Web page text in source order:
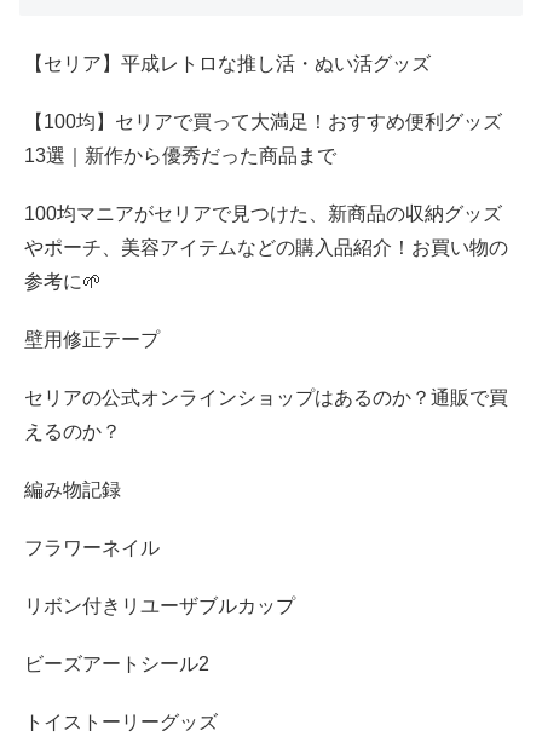
【セリア】平成レトロな推し活・ぬい活グッズ
【100均】セリアで買って大満足！おすすめ便利グッズ
13選｜新作から優秀だった商品まで
100均マニアがセリアで見つけた、新商品の収納グッズ
やポーチ、美容アイテムなどの購入品紹介！お買い物の
参考に🌱
壁用修正テープ
セリアの公式オンラインショップはあるのか？通販で買
えるのか？
編み物記録
フラワーネイル
リボン付きリユーザブルカップ
ビーズアートシール2
トイストーリーグッズ